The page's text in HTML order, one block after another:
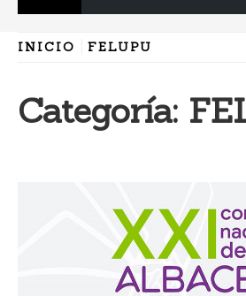
INICIO FELUPU
Categoría: